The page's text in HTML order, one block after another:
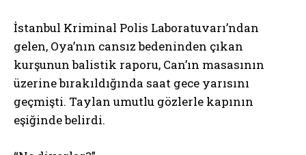
İstanbul Kriminal Polis Laboratuvarı’ndan
gelen, Oya’nın cansız bedeninden çıkan
kurşunun balistik raporu, Can’ın masasının
üzerine bırakıldığında saat gece yarısını
geçmişti. Taylan umutlu gözlerle kapının
eşiğinde belirdi.